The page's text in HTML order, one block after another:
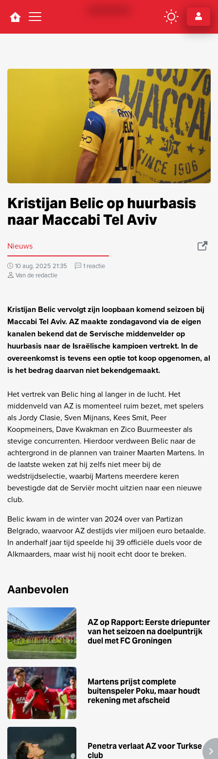
Navigation
Kristijan Belic op huurbasis
naar Maccabi Tel Aviv
Nieuws
10 aug. 2025 21:35
1 reactie
Van de redactie
Kristijan Belic vervolgt zijn loopbaan komend seizoen bij
Maccabi Tel Aviv. AZ maakte zondagavond via de eigen
kanalen bekend dat de Servische middenvelder op
huurbasis naar de Israëlische kampioen vertrekt. In de
overeenkomst is tevens een optie tot koop opgenomen, al
is het bedrag daarvan niet bekendgemaakt.
Het vertrek van Belic hing al langer in de lucht. Het
middenveld van AZ is momenteel ruim bezet, met spelers
als Jordy Clasie, Sven Mijnans, Kees Smit, Peer
Koopmeiners, Dave Kwakman en Zico Buurmeester als
stevige concurrenten. Hierdoor verdween Belic naar de
achtergrond in de plannen van trainer Maarten Martens. In
de laatste weken zat hij zelfs niet meer bij de
wedstrijdselectie, waarbij Martens meerdere keren
bevestigde dat de Serviër mocht uitzien naar een nieuwe
club.
Belic kwam in de winter van 2024 over van Partizan
Belgrado, waarvoor AZ destijds vier miljoen euro betaalde.
In anderhalf jaar tijd speelde hij 39 officiële duels voor de
Alkmaarders, maar wist hij nooit echt door te breken.
Aanbevolen
AZ op Rapport: Eerste driepunter
van het seizoen na doelpuntrijk
duel met FC Groningen
Martens prijst complete
buitenspeler Poku, maar houdt
rekening met afscheid
Penetra verlaat AZ voor Turkse
club